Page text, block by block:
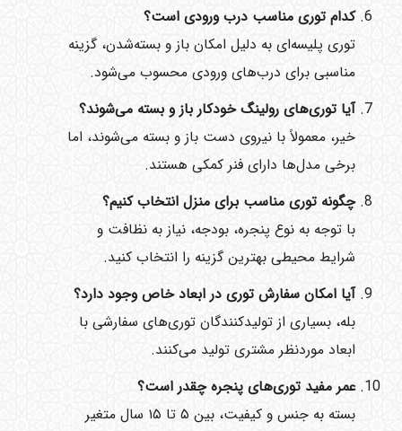
کدام توری مناسب درب ورودی است؟
توری پلیسه‌ای به دلیل امکان باز و بسته‌شدن، گزینه
مناسبی برای درب‌های ورودی محسوب می‌شود.
آیا توری‌های رولینگ خودکار باز و بسته می‌شوند؟
خیر، معمولاً با نیروی دست باز و بسته می‌شوند، اما
برخی مدل‌ها دارای فنر کمکی هستند.
چگونه توری مناسب برای منزل انتخاب کنیم؟
با توجه به نوع پنجره، بودجه، نیاز به نظافت و
شرایط محیطی بهترین گزینه را انتخاب کنید.
آیا امکان سفارش توری در ابعاد خاص وجود دارد؟
بله، بسیاری از تولیدکنندگان توری‌های سفارشی با
ابعاد موردنظر مشتری تولید می‌کنند.
عمر مفید توری‌های پنجره چقدر است؟
بسته به جنس و کیفیت، بین ۵ تا ۱۵ سال متغیر